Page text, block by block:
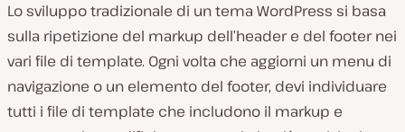
Lo sviluppo tradizionale di un tema WordPress si basa
sulla ripetizione del markup dell’header e del footer nei
vari file di template. Ogni volta che aggiorni un menu di
navigazione o un elemento del footer, devi individuare
tutti i file di template che includono il markup e